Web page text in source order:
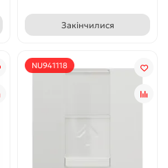
Закінчилися
NU941118